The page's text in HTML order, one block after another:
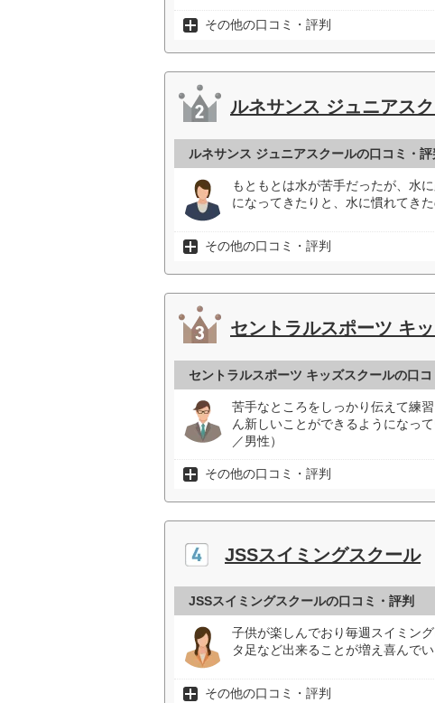
その他の口コミ・評判
ルネサンス ジュニアス
ルネサンス ジュニアスクールの口コミ・評
もともとは水が苦手だったが、水
になってきたりと、水に慣れてき
その他の口コミ・評判
セントラルスポーツ キ
セントラルスポーツ キッズスクールの口コ
苦手なところをしっかり伝えて練
ん新しいことができるようになっ
／男性）
その他の口コミ・評判
JSSスイミングスクール
JSSスイミングスクールの口コミ・評判
子供が楽しんでおり毎週スイミン
タ足など出来ることが増え喜んで
その他の口コミ・評判